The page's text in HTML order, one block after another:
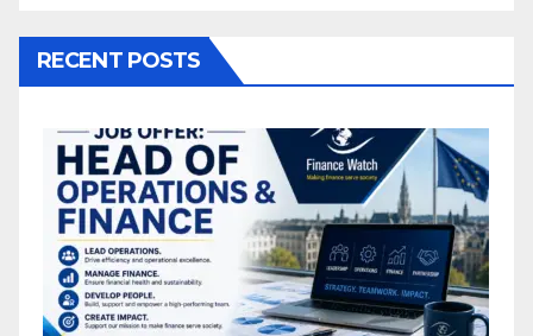
RECENT POSTS